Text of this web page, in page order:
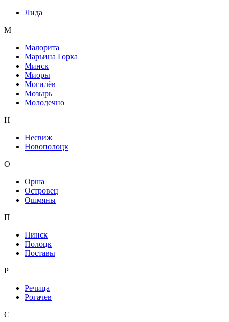
Лида
М
Малорита
Марьина Горка
Минск
Миоры
Могилёв
Мозырь
Молодечно
Н
Несвиж
Новополоцк
О
Орша
Островец
Ошмяны
П
Пинск
Полоцк
Поставы
Р
Речица
Рогачев
С